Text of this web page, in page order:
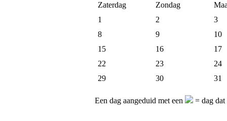
Zaterdag Zondag
1
2
3
8
9
10
15
16
17
22
23
24
29
30 31
Een dag aangeduid met een = dag